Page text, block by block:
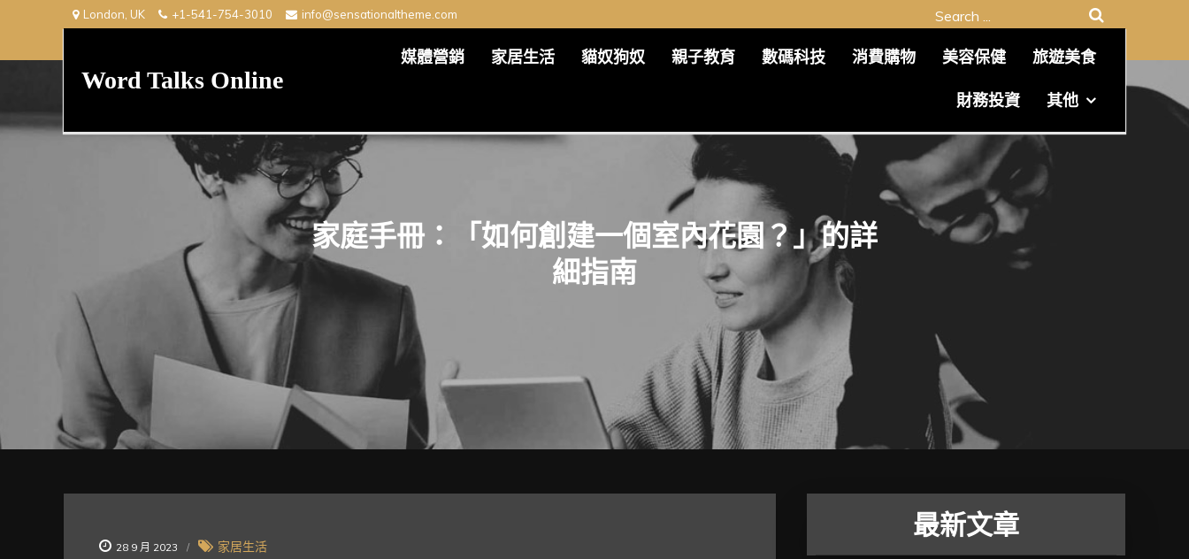
content
London, UK +1-541-754-3010 info@sensationaltheme.com
Search
Word Talks Online
媒體營銷 家居生活 貓奴狗奴 親子教育 數碼科技 消費購物 美容保健 旅遊美食
財務投資 其他
家庭手冊：「如何創建一個室內花園？」的詳
細指南
28 9 月 2023 家居生活
最新文章